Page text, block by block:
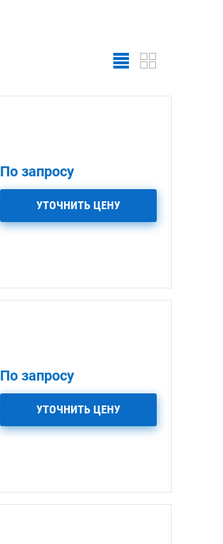
По запросу
УТОЧНИТЬ ЦЕНУ
По запросу
УТОЧНИТЬ ЦЕНУ